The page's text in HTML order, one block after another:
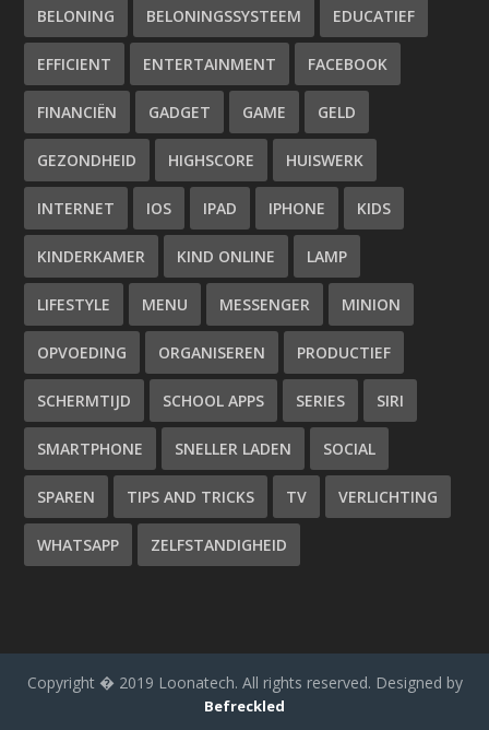
BELONING BELONINGSSYSTEEM EDUCATIEF
EFFICIENT ENTERTAINMENT FACEBOOK
FINANCIËN GADGET GAME GELD
GEZONDHEID HIGHSCORE HUISWERK
INTERNET IOS IPAD IPHONE KIDS
KINDERKAMER KIND ONLINE LAMP
LIFESTYLE MENU MESSENGER MINION
OPVOEDING ORGANISEREN PRODUCTIEF
SCHERMTIJD SCHOOL APPS SERIES SIRI
SMARTPHONE SNELLER LADEN SOCIAL
SPAREN TIPS AND TRICKS TV VERLICHTING
WHATSAPP ZELFSTANDIGHEID
Copyright � 2019 Loonatech. All rights reserved. Designed by
Befreckled